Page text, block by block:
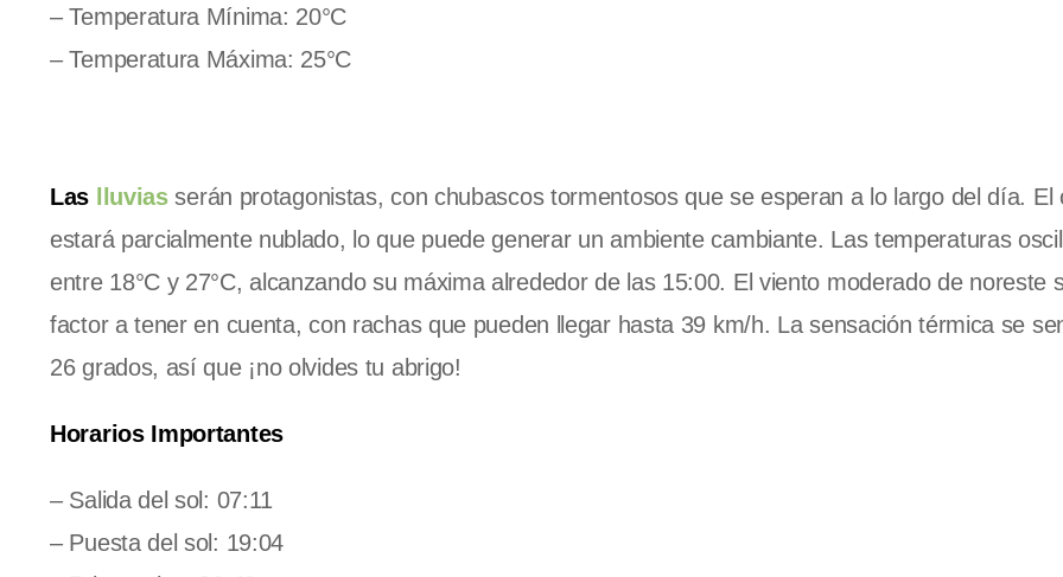
– Temperatura Mínima: 20°C
– Temperatura Máxima: 25°C
Las lluviasserán protagonistas, con chubascos tormentosos que se esperan a lo largo del día. El
estará parcialmente nublado, lo que puede generar un ambiente cambiante. Las temperaturas
entre 18°C y 27°C, alcanzando su máxima alrededor de las 15:00. El viento moderado de noreste
factor a tener en cuenta, con rachas que pueden llegar hasta 39 km/h. La sensación térmica se
26 grados, así que ¡no olvides tu abrigo!
Horarios Importantes
– Salida del sol: 07:11
– Puesta del sol: 19:04